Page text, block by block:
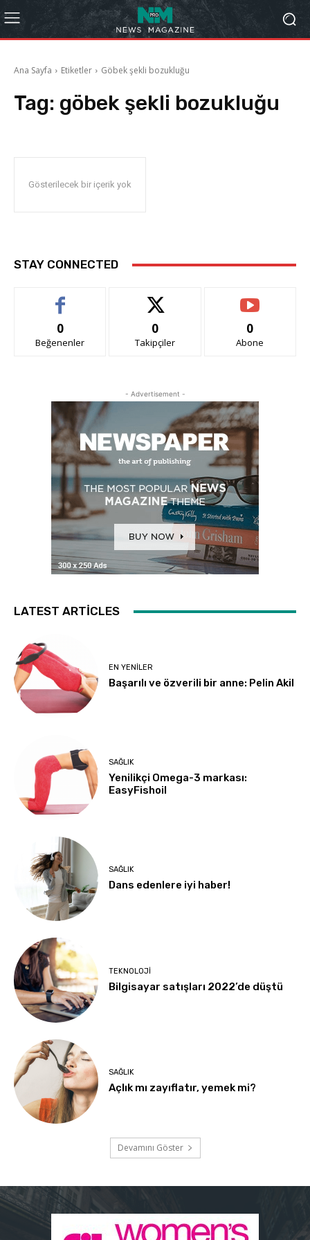
Ana Sayfa Etiketler Göbek şekli bozukluğu
Tag: göbek şekli bozukluğu
Gösterilecek bir içerik yok
STAY CONNECTED
0
Beğenenler
0
Takipçiler
0
Abone
- Advertisement -
LATEST ARTICLES
EN YENILER
Başarılı ve özverili bir anne: Pelin Akil
SAĞLIK
Yenilikçi Omega-3 markası:
EasyFishoil
SAĞLIK
Dans edenlere iyi haber!
TEKNOLOJI
Bilgisayar satışları 2022’de düştü
SAĞLIK
Açlık mı zayıflatır, yemek mi?
Devamını Göster